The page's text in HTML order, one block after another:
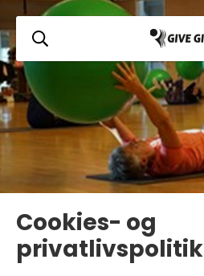
Cookies- og
privatlivspolitik